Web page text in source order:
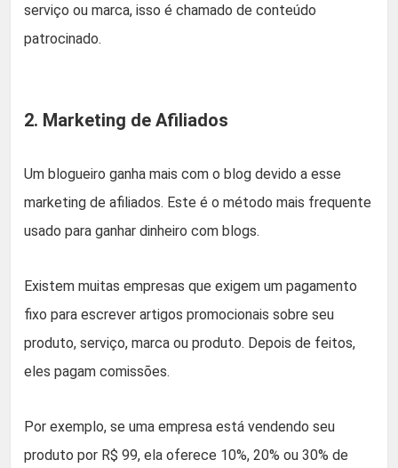
serviço ou marca, isso é chamado de conteúdo
patrocinado.
2. Marketing de Afiliados
Um blogueiro ganha mais com o blog devido a esse
marketing de afiliados. Este é o método mais frequente
usado para ganhar dinheiro com blogs.
Existem muitas empresas que exigem um pagamento
fixo para escrever artigos promocionais sobre seu
produto, serviço, marca ou produto. Depois de feitos,
eles pagam comissões.
Por exemplo, se uma empresa está vendendo seu
produto por R$ 99, ela oferece 10%, 20% ou 30% de